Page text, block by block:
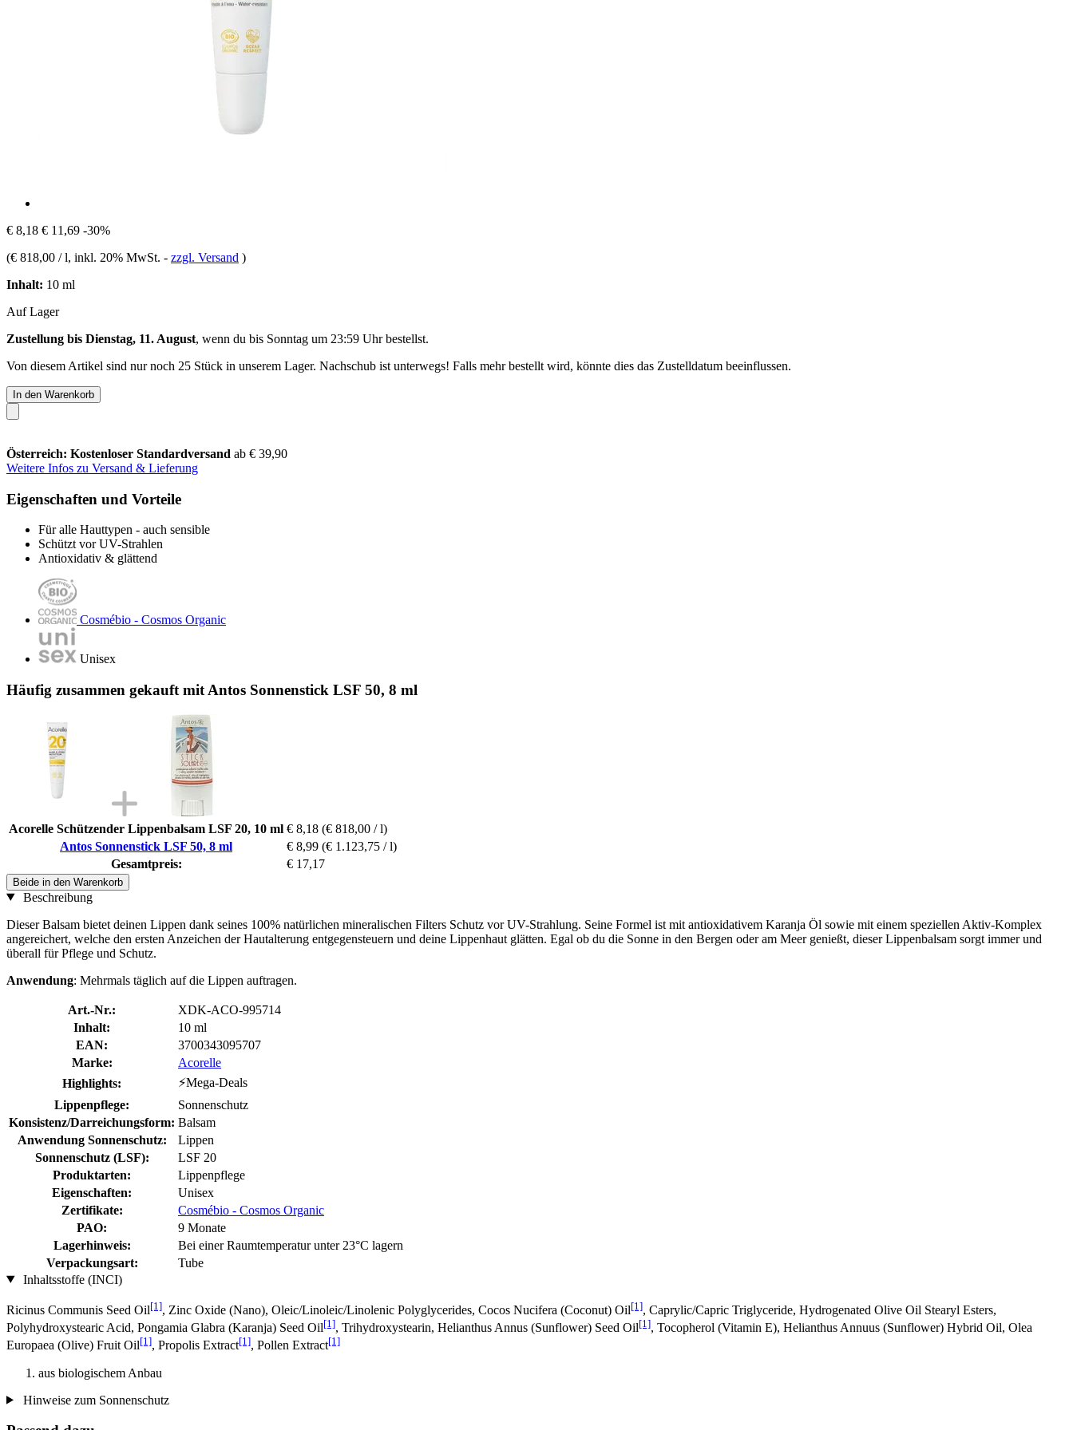
€ 8,18 € 11,69 -30%
(€ 818,00 / l, inkl. 20% MwSt. - zzgl. Versand )
Inhalt: 10 ml
Auf Lager
Zustellung bis Dienstag, 11. August, wenn du bis Sonntag um 23:59 Uhrbestellst.
Von diesem Artikel sind nur noch 25 Stück in unserem Lager. Nachschub ist unterwegs! Falls mehr bestellt wird, könnte dies das Zustelldatum beeinflussen.
In den Warenkorb
Österreich: Kostenloser Standardversand ab € 39,90
Weitere Infos zu Versand & Lieferung
Eigenschaften und Vorteile
Für alle Hauttypen - auch sensible
Schützt vor UV-Strahlen
Antioxidativ & glättend
Cosmébio - Cosmos Organic
Unisex
Häufig zusammen gekauft mit Antos Sonnenstick LSF 50, 8 ml
Acorelle Schützender Lippenbalsam LSF 20, 10 ml € 8,18 (€ 818,00 / l)
Antos Sonnenstick LSF 50, 8 ml
€ 8,99 (€ 1.123,75 / l)
Gesamtpreis:
€ 17,17
Beide in den Warenkorb
Beschreibung
Dieser Balsam bietet deinen Lippen dank seines 100% natürlichen mineralischen Filters Schutz vor UV-Strahlung. Seine Formel ist mit antioxidativem Karanja Öl sowie mit einem speziellen Aktiv-Komplex
angereichert, welche den ersten Anzeichen der Hautalterung entgegensteuern und deine Lippenhaut glätten. Egal ob du die Sonne in den Bergen oder am Meer genießt, dieser Lippenbalsam sorgt immer und
überall für Pflege und Schutz.
Anwendung: Mehrmals täglich auf die Lippen auftragen.
Art.-Nr.:
XDK-ACO-995714
Inhalt:
10 ml
EAN:
3700343095707
Marke:
Acorelle
Highlights:
⚡Mega-Deals
Lippenpflege:
Sonnenschutz
Konsistenz/Darreichungsform: Balsam
Anwendung Sonnenschutz:
Lippen
Sonnenschutz (LSF):
LSF 20
Produktarten:
Lippenpflege
Eigenschaften:
Unisex
Zertifikate:
Cosmébio - Cosmos Organic
PAO:
9 Monate
Lagerhinweis:
Bei einer Raumtemperatur unter 23°C lagern
Verpackungsart:
Tube
Inhaltsstoffe (INCI)
Ricinus Communis Seed Oil[1], Zinc Oxide (Nano), Oleic/Linoleic/Linolenic Polyglycerides, Cocos Nucifera (Coconut) Oil[1], Caprylic/Capric Triglyceride, Hydrogenated Olive Oil Stearyl Esters,
Polyhydroxystearic Acid, Pongamia Glabra (Karanja) Seed Oil[1], Trihydroxystearin, Helianthus Annus (Sunflower) Seed Oil[1], Tocopherol (Vitamin E), Helianthus Annuus (Sunflower) Hybrid Oil, Olea
Europaea (Olive) Fruit Oil[1], Propolis Extract[1], Pollen Extract[1]
aus biologischem Anbau
Hinweise zum Sonnenschutz